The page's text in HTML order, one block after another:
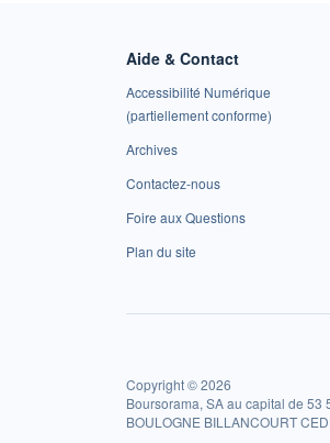
Aide & Contact
Accessibilité Numérique
(partiellement conforme)
Archives
Contactez-nous
Foire aux Questions
Plan du site
Copyright © 2026
Boursorama, SA au capital de 53
BOULOGNE BILLANCOURT